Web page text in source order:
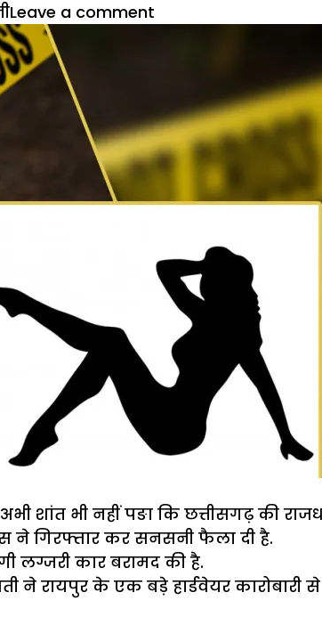
Leave a comment
शारीरिक
सुख
की
खातिर
लगा
की
जान
कीमत
अभी शांत भी नहीं पङा कि छत्तीसगढ़ की
ने गिरफ्तार कर सनसनी फैला दी है.
कार बरामद की है.
ने रायपुर के एक बड़े हार्डवेयर